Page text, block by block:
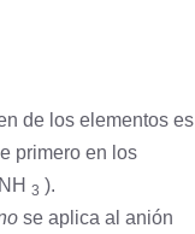
de los elementos es
primero en los
3 ).
se aplica al anión